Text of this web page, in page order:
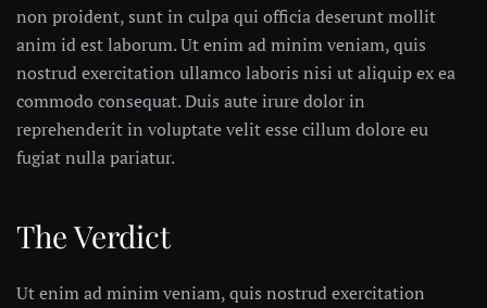
non proident, sunt in culpa qui officia deserunt mollit
anim id est laborum. Ut enim ad minim veniam, quis
nostrud exercitation ullamco laboris nisi ut aliquip ex ea
commodo consequat. Duis aute irure dolor in
reprehenderit in voluptate velit esse cillum dolore eu
fugiat nulla pariatur.
The Verdict
Ut enim ad minim veniam, quis nostrud exercitation